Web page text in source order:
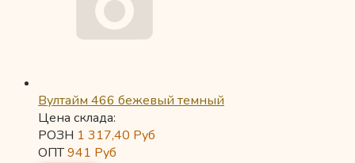
Вултайм 466 бежевый темный
Цена склада:
РОЗН 1 317,40 Руб
ОПТ941 Руб